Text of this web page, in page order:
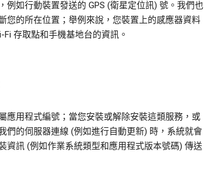
例如行動裝置發送的 GPS (衛星定位訊) 號。我們也
您的所在位置；舉例來說，您裝置上的感應器資料
Fi 存取點和手機基地台的資訊。
應用程式編號；當您安裝或解除安裝這類服務，或
們的伺服器連線 (例如進行自動更新) 時，系統就會
資訊 (例如作業系統類型和應用程式版本號碼) 傳送